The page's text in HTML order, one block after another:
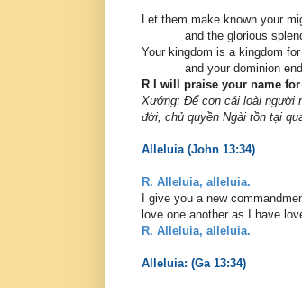
Let them make known your
and the glorious
Your kingdom is a kingdom
and your dominion
R I will praise your name
Xướng: Ðể con cái loài người
đời, chủ quyền Ngài tồn tại
Alleluia (John 13:34)
R. Alleluia, alleluia.
I give you a new
love one another as I have
R. Alleluia, alleluia.
Alleluia: (Ga 13:34)